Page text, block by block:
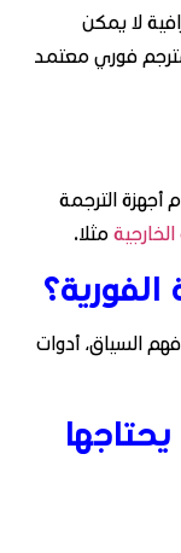
لا يمكن
فوري معتمد
الترجمة
الخارجية مثلا.
السياق، أدوات